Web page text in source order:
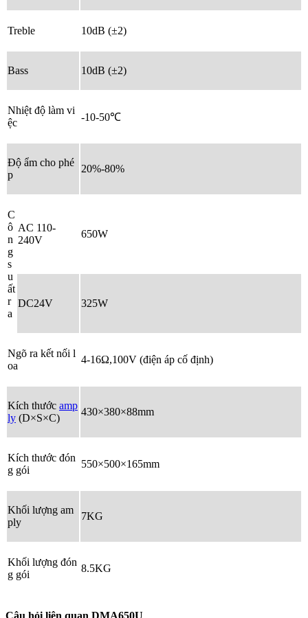
Treble 10dB (±2)
Bass 10dB (±2)
Nhiệt độ làm vi
ệc
-10-50℃
Độ ẩm cho phé
p
20%-80%
C
ô
n
g
s
u
ất
r
a
AC 110-
240V
650W
DC24V 325W
Ngõ ra kết nối l
oa
4-16Ω,100V (điện áp cố định)
Kích thước amp
ly (D×S×C)
430×380×88mm
Kích thước đón
g gói
550×500×165mm
Khối lượng am
ply
7KG
Khối lượng đón
g gói
8.5KG
Câu hỏi liên quan DMA650U